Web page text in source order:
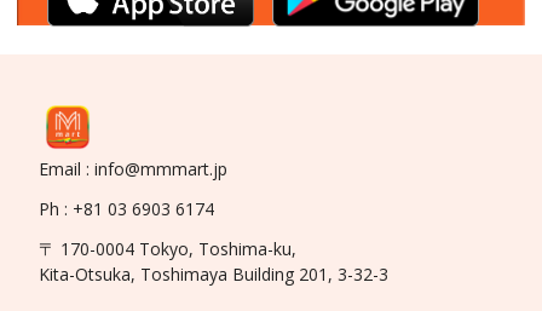
Email : info@mmmart.jp
Ph : +81 03 6903 6174
〒 170-0004 Tokyo, Toshima-ku,
Kita-Otsuka, Toshimaya Building 201, 3-32-3